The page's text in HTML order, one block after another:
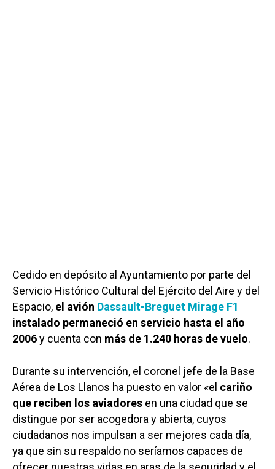
Cedido en depósito al Ayuntamiento por parte del
Servicio Histórico Cultural del Ejército del Aire y del
Espacio, el avión Dassault-Breguet Mirage F1
instalado permaneció en servicio hasta el año
2006y cuenta con más de 1.240 horas de vuelo.
Durante su intervención, el coronel jefe de la Base
Aérea de Los Llanos ha puesto en valor «el cariño
que reciben los aviadores en una ciudad que se
distingue por ser acogedora y abierta, cuyos
ciudadanos nos impulsan a ser mejores cada día,
ya que sin su respaldo no seríamos capaces de